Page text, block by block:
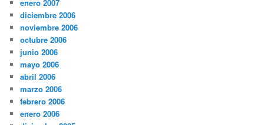
enero 2007
diciembre 2006
noviembre 2006
octubre 2006
junio 2006
mayo 2006
abril 2006
marzo 2006
febrero 2006
enero 2006